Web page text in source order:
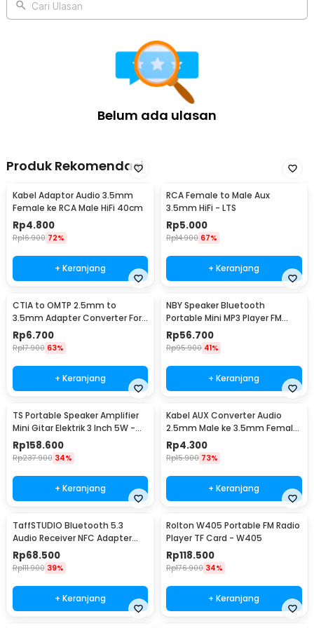
Cari Ulasan
Belum ada ulasan
Produk Rekomendasi
Kabel Adaptor Audio 3.5mm
Female ke RCA Male HiFi 40cm
Rp4.800
Rp16.900 72%
+ Keranjang
RCA Female to Male Aux
3.5mm HiFi - LTS
Rp5.000
Rp14.900 67%
+ Keranjang
CTIA to OMTP 2.5mm to
3.5mm Adapter Converter For
Sony HTC Earphones
Rp6.700
Rp17.900 63%
+ Keranjang
NBY Speaker Bluetooth
Portable Mini MP3 Player FM
Radio 3W - TD-V26
Rp56.700
Rp95.900 41%
+ Keranjang
TS Portable Speaker Amplifier
Mini Gitar Elektrik 3 Inch 5W -
MA-5
Rp158.600
Rp237.900 34%
+ Keranjang
Kabel AUX Converter Audio
2.5mm Male ke 3.5mm Female
L Shape HiFi 20cm - L44
Rp4.300
Rp15.900 73%
+ Keranjang
TaffSTUDIO Bluetooth 5.3
Audio Receiver NFC Adapter
Speaker AUX RCA - B10
Rp68.500
Rp111.900 39%
+ Keranjang
Rolton W405 Portable FM Radio
Player TF Card - W405
Rp118.500
Rp176.900 34%
+ Keranjang